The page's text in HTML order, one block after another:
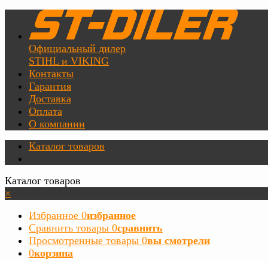
Официальный дилер
STIHL и VIKING
Контакты
Гарантия
Доставка
Оплата
О компании
Каталог товаров
Каталог товаров
×
Избранное 0избранное
Сравнить товары 0сравнить
Просмотренные товары 0вы смотрели
0корзина